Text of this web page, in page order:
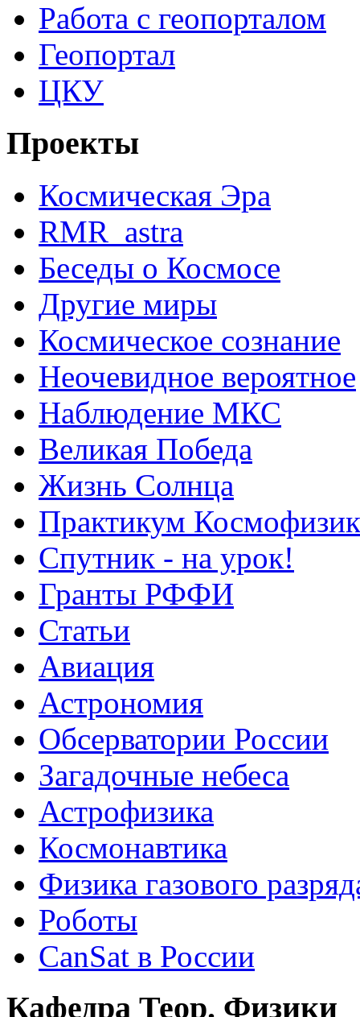
Работа с геопорталом
Геопортал
ЦКУ
Проекты
Космическая Эра
RMR_astra
Беседы о Космосе
Другие миры
Космическое сознание
Неочевидное вероятное
Наблюдение МКС
Великая Победа
Жизнь Солнца
Практикум
Спутник - на урок!
Гранты РФФИ
Статьи
Авиация
Астрономия
Обсерватории России
Загадочные небеса
Астрофизика
Космонавтика
Физика газового
Роботы
CanSat в России
Кафедра Теор. Физики